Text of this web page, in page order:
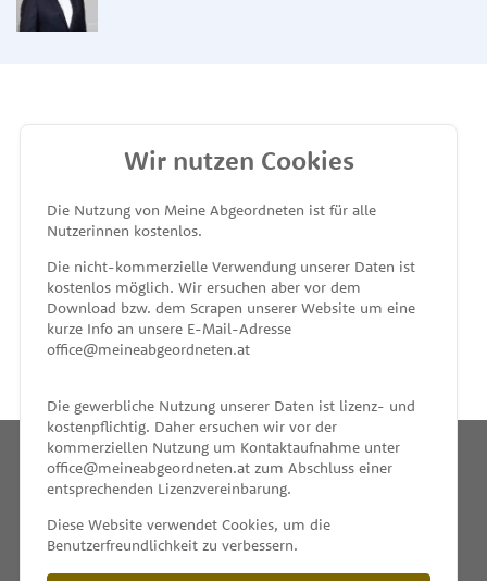
MEINE ABGEORDNETEN
unterstützt von
Wir nutzen Cookies
Die Nutzung von Meine Abgeordneten ist für alle
Nutzerinnen kostenlos.
Die nicht-kommerzielle Verwendung unserer Daten ist
kostenlos möglich. Wir ersuchen aber vor dem
Download bzw. dem Scrapen unserer Website um eine
kurze Info an unsere E-Mail-Adresse
office@meineabgeordneten.at
Die gewerbliche Nutzung unserer Daten ist lizenz- und
kostenpflichtig. Daher ersuchen wir vor der
kommerziellen Nutzung um Kontaktaufnahme unter
office@meineabgeordneten.at zum Abschluss einer
entsprechenden Lizenzvereinbarung.
Diese Website verwendet Cookies, um die
Benutzerfreundlichkeit zu verbessern.